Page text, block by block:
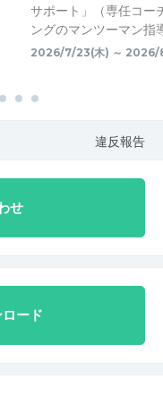
サポート」（専任コー
ングのマンツーマン指
2026/7/23(木) ～ 2026/
違反報告
せ
ード